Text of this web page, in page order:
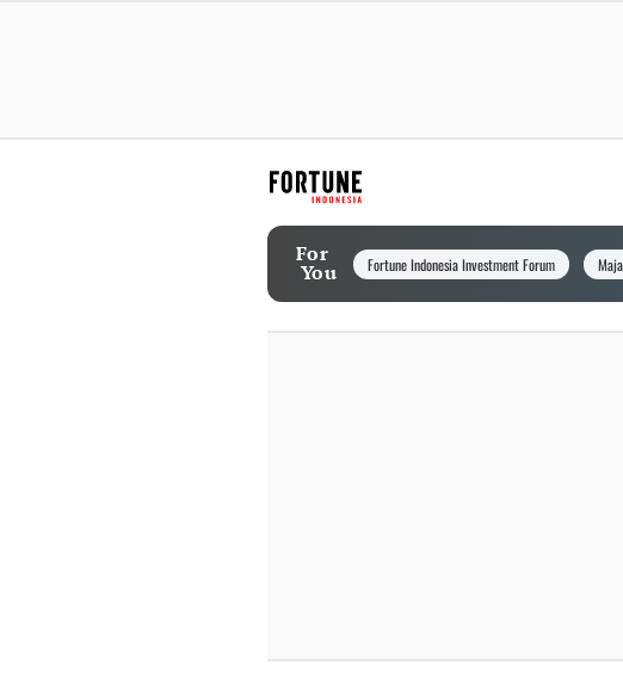
For
You Fortune Indonesia Investment Forum